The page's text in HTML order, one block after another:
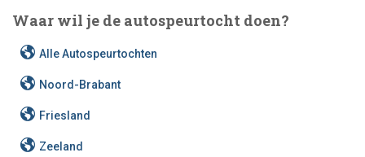
Waar wil je de autospeurtocht doen?
Alle Autospeurtochten
Noord-Brabant
Friesland
Zeeland